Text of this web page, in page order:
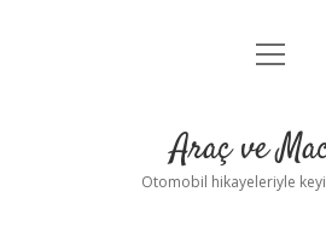
Anasayfa
Yasal Uyarı
menüyü
Araç ve
Otomobil hikayeleriyle